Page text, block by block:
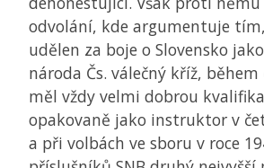
odvolání, kde argumentuje
udělen za boje o Slovensko
národa Čs. válečný kříž,
měl vždy velmi dobrou
opakovaně jako instruktor v
a při volbách ve sboru v roce